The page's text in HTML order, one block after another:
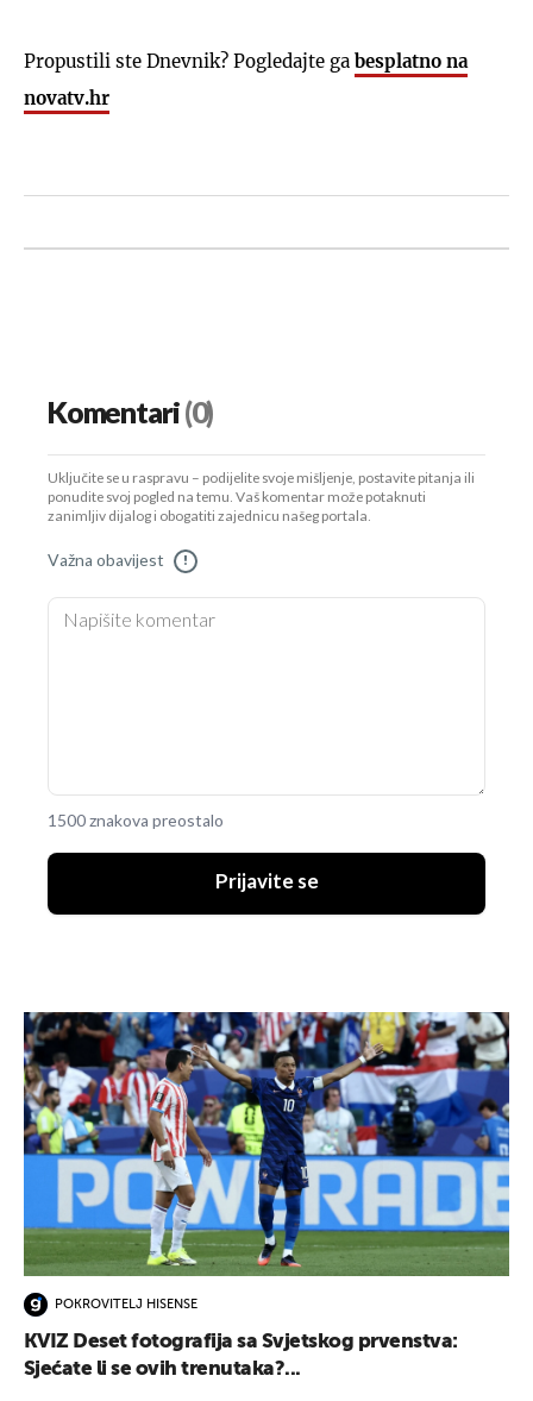
Propustili ste Dnevnik? Pogledajte ga besplatno na
novatv.hr
Komentari(0)
Uključite se u raspravu – podijelite svoje mišljenje, postavite pitanja ili
ponudite svoj pogled na temu. Vaš komentar može potaknuti
zanimljiv dijalog i obogatiti zajednicu našeg portala.
Važna obavijest !
1500 znakova preostalo
Prijavite se
POKROVITELJ HISENSE
KVIZ Deset fotografija sa Svjetskog prvenstva:
Sjećate li se ovih trenutaka?...